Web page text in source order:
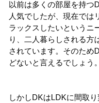
以前は多くの部屋を持つ
人気でしたが、現在では
ラックスしたいというニ
り、二人暮らしされる方
されています。そのため
どないと言えるでしょう。
しかしDKはLDKに間取